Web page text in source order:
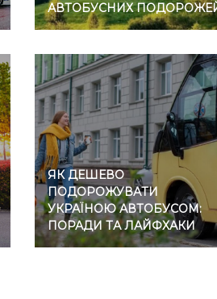
АВТОБУСНИХ
ЯК ДЕШЕВО
ПОДОРОЖУВАТИ
УКРАЇНОЮ АВТОБУСОМ:
ПОРАДИ ТА ЛАЙФХАКИ